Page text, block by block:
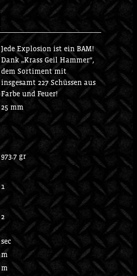
Jede Explosion ist ein BAM!
Dank „Krass Geil Hammer“,
dem Sortiment mit
insgesamt 227 Schüssen aus
Farbe und Feuer!
25 mm
973.7 gr
1
2
sec
m
m